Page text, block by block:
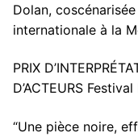
Dolan,
internationale à la
PRIX
D’ACTEURS
“Une pièce noire,